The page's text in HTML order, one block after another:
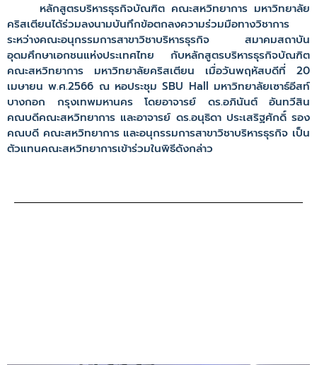
หลักสูตรบริหารธุรกิจบัณฑิต คณะสหวิทยาการ มหาวิทยาลัย
คริสเตียนได้ร่วมลงนามบันทึกข้อตกลงความร่วมมือทางวิชาการ
ระหว่างคณะอนุกรรมการสาขาวิชาบริหารธุรกิจ สมาคมสถาบัน
อุดมศึกษาเอกชนแห่งประเทศไทย กับหลักสูตรบริหารธุรกิจบัณฑิต
คณะสหวิทยาการ มหาวิทยาลัยคริสเตียน เมื่อวันพฤหัสบดีที่ 20
เมษายน พ.ศ.2566 ณ หอประชุม SBU Hall มหาวิทยาลัยเซาธ์อีสท์
บางกอก กรุงเทพมหานคร โดยอาจารย์ ดร.อภินันต์ อันทวีสิน
คณบดีคณะสหวิทยาการ และอาจารย์ ดร.อนุธิดา ประเสริฐศักดิ์ รอง
คณบดี คณะสหวิทยาการ และอนุกรรมการสาขาวิชาบริหารธุรกิจ เป็น
ตัวแทนคณะสหวิทยาการเข้าร่วมในพิธีดังกล่าว